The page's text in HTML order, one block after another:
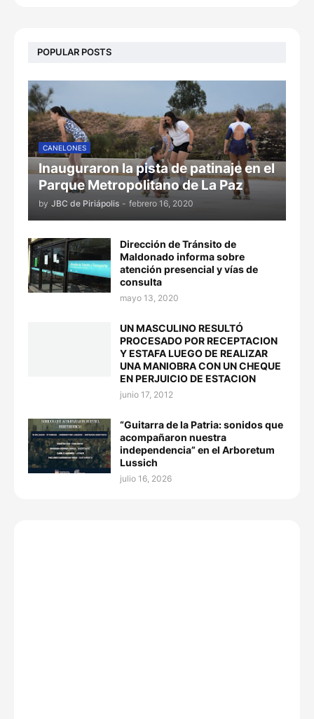
POPULAR POSTS
CANELONES
Inauguraron la pista de patinaje en el
Parque Metropolitano de La Paz
by JBC de Piriápolis - febrero 16, 2020
Dirección de Tránsito de
Maldonado informa sobre
atención presencial y vías de
consulta
mayo 13, 2020
UN MASCULINO RESULTÓ
PROCESADO POR RECEPTACION
Y ESTAFA LUEGO DE REALIZAR
UNA MANIOBRA CON UN CHEQUE
EN PERJUICIO DE ESTACION
junio 17, 2012
“Guitarra de la Patria: sonidos que
acompañaron nuestra
independencia” en el Arboretum
Lussich
julio 16, 2026